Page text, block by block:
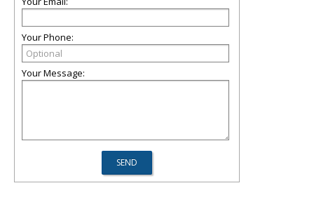
Your Phone:
Your Message: